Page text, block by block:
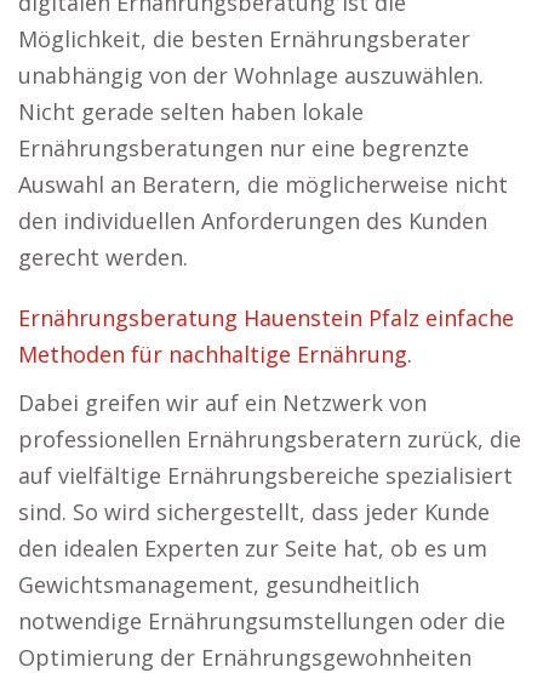
Möglichkeit, die besten Ernährungsberater
unabhängig von der Wohnlage auszuwählen.
Nicht gerade selten haben lokale
Ernährungsberatungen nur eine begrenzte
Auswahl an Beratern, die möglicherweise nicht
den individuellen Anforderungen des Kunden
gerecht werden.
Ernährungsberatung Hauenstein Pfalz einfache
Methoden für nachhaltige Ernährung.
Dabei greifen wir auf ein Netzwerk von
professionellen Ernährungsberatern zurück, die
auf vielfältige Ernährungsbereiche spezialisiert
sind. So wird sichergestellt, dass jeder Kunde
den idealen Experten zur Seite hat, ob es um
Gewichtsmanagement, gesundheitlich
notwendige Ernährungsumstellungen oder die
Optimierung der Ernährungsgewohnheiten